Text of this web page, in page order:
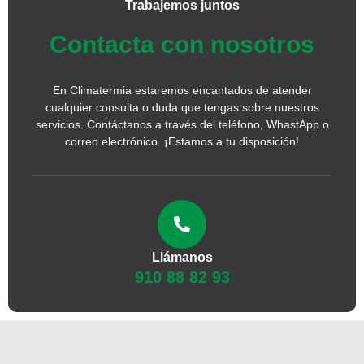
Trabajemos juntos
Contacta con nosotros
En Climatermia estaremos encantados de atender
cualquier consulta o duda que tengas sobre nuestros
servicios. Contáctanos a través del teléfono, WhastApp o
correo electrónico. ¡Estamos a tu disposición!
Llámanos
910 88 82 93